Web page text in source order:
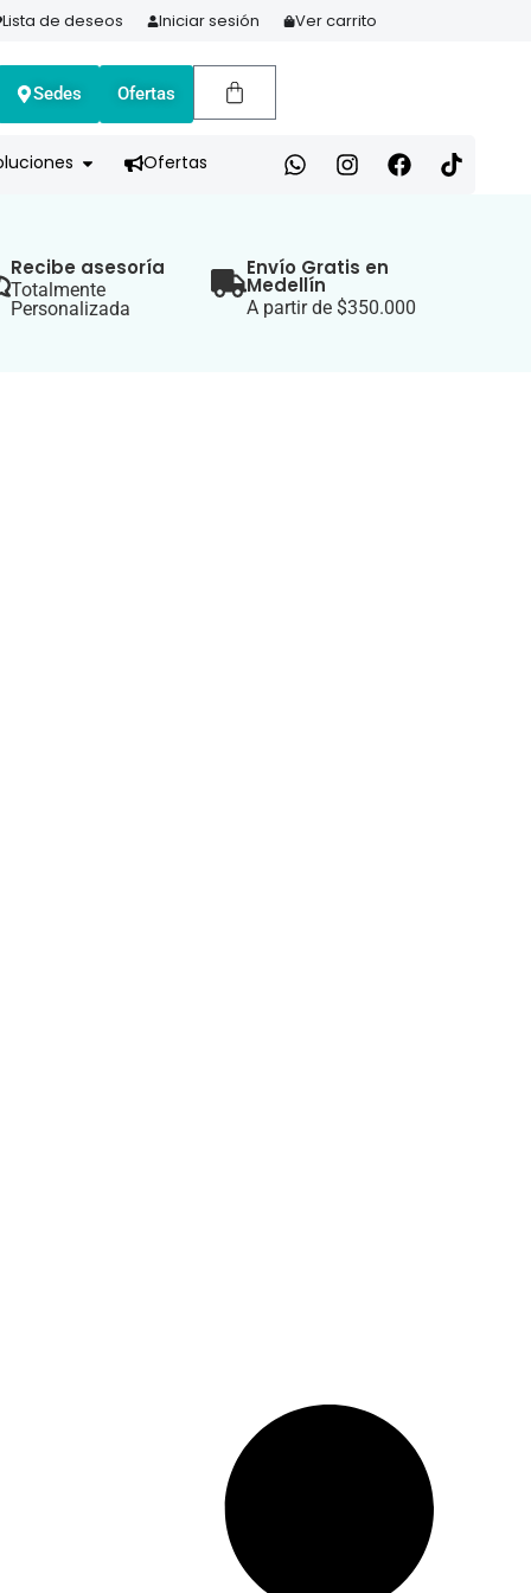
HOY Y PAGA EN 3 CUOTAS CON ADDI
Lista de deseos Iniciar sesión Ver carrito
Sedes Ofertas
Ofertas
Recibe asesoría
Totalmente
Personalizada
Envío Gratis en
Medellín
A partir de $350.000